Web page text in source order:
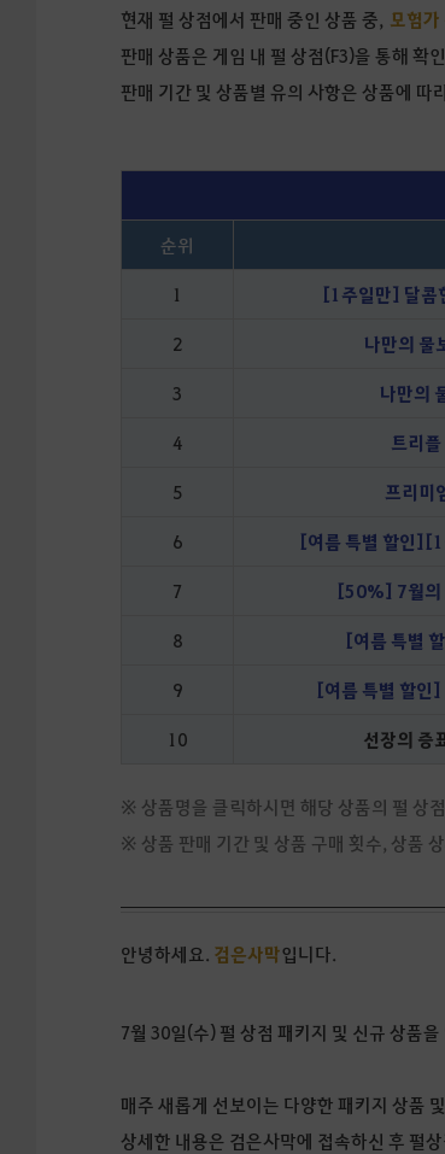
현재 펄 상점에서 판매 중인 상품 중, 모험
판매 상품은 게임 내 펄 상점(F3)을 통해 확
판매 기간 및 상품별 유의 사항은 상품에
순위
1 [1주일만] 달콤
2 나만의 물
3 나만의
4 트리
5 프리미
6 [여름 특별 할인
7 [50%] 7월의
8 [여름 특별
9 [여름 특별 할인
10 선장의 증
※ 상품명을 클릭하시면 해당 상품의 펄 상
※ 상품 판매 기간 및 상품 구매 횟수, 상품
안녕하세요. 검은사막입니다.
7월 30일(수) 펄 상점 패키지 및 신규 상품
매주 새롭게 선보이는 다양한 패키지 상품
상세한 내용은 검은사막에 접속하신 후 펄